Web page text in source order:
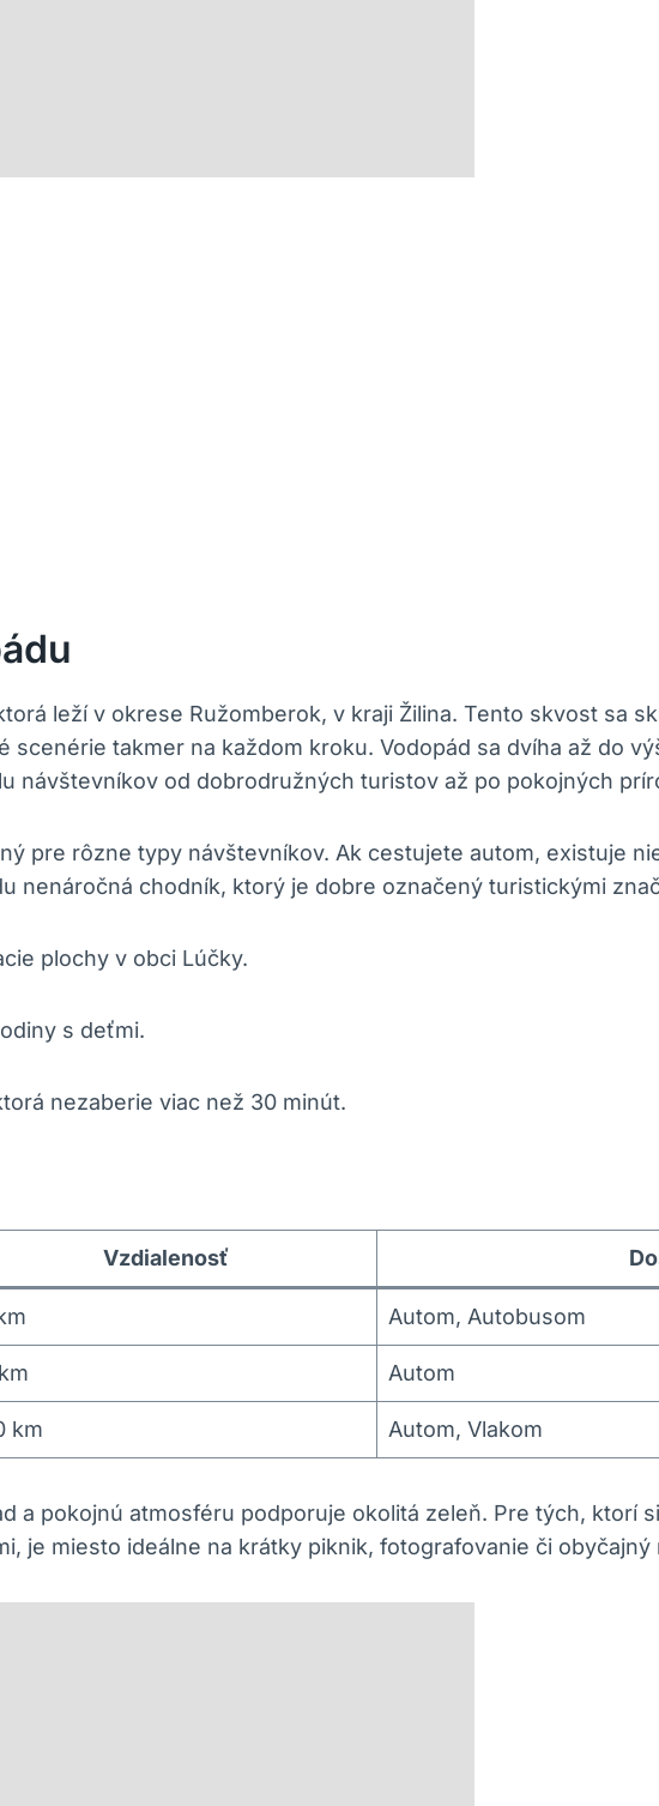
leží v okrese Ružomberok, v kraji Žilina. Tento skvost sa
takmer na každom kroku. Vodopád sa dvíha až do
návštevníkov od dobrodružných turistov až po pokojných
pre rôzne typy návštevníkov. Ak cestujete autom, existuje
nenáročná chodník, ktorý je dobre označený turistickými
plochy v obci Lúčky.
s deťmi.
nezaberie viac než 30 minút.
Vzdialenosť
Autom, Autobusom
Autom
km Autom, Vlakom
a pokojnú atmosféru podporuje okolitá zeleň. Pre tých, ktorí
je miesto ideálne na krátky piknik, fotografovanie či